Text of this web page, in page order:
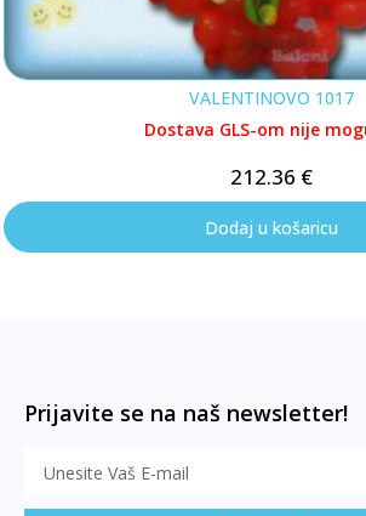
VALENTINOVO 1017
Dostava GLS-om nije
212.36 €
Dodaj u košaricu
Prijavite se na naš newsletter!